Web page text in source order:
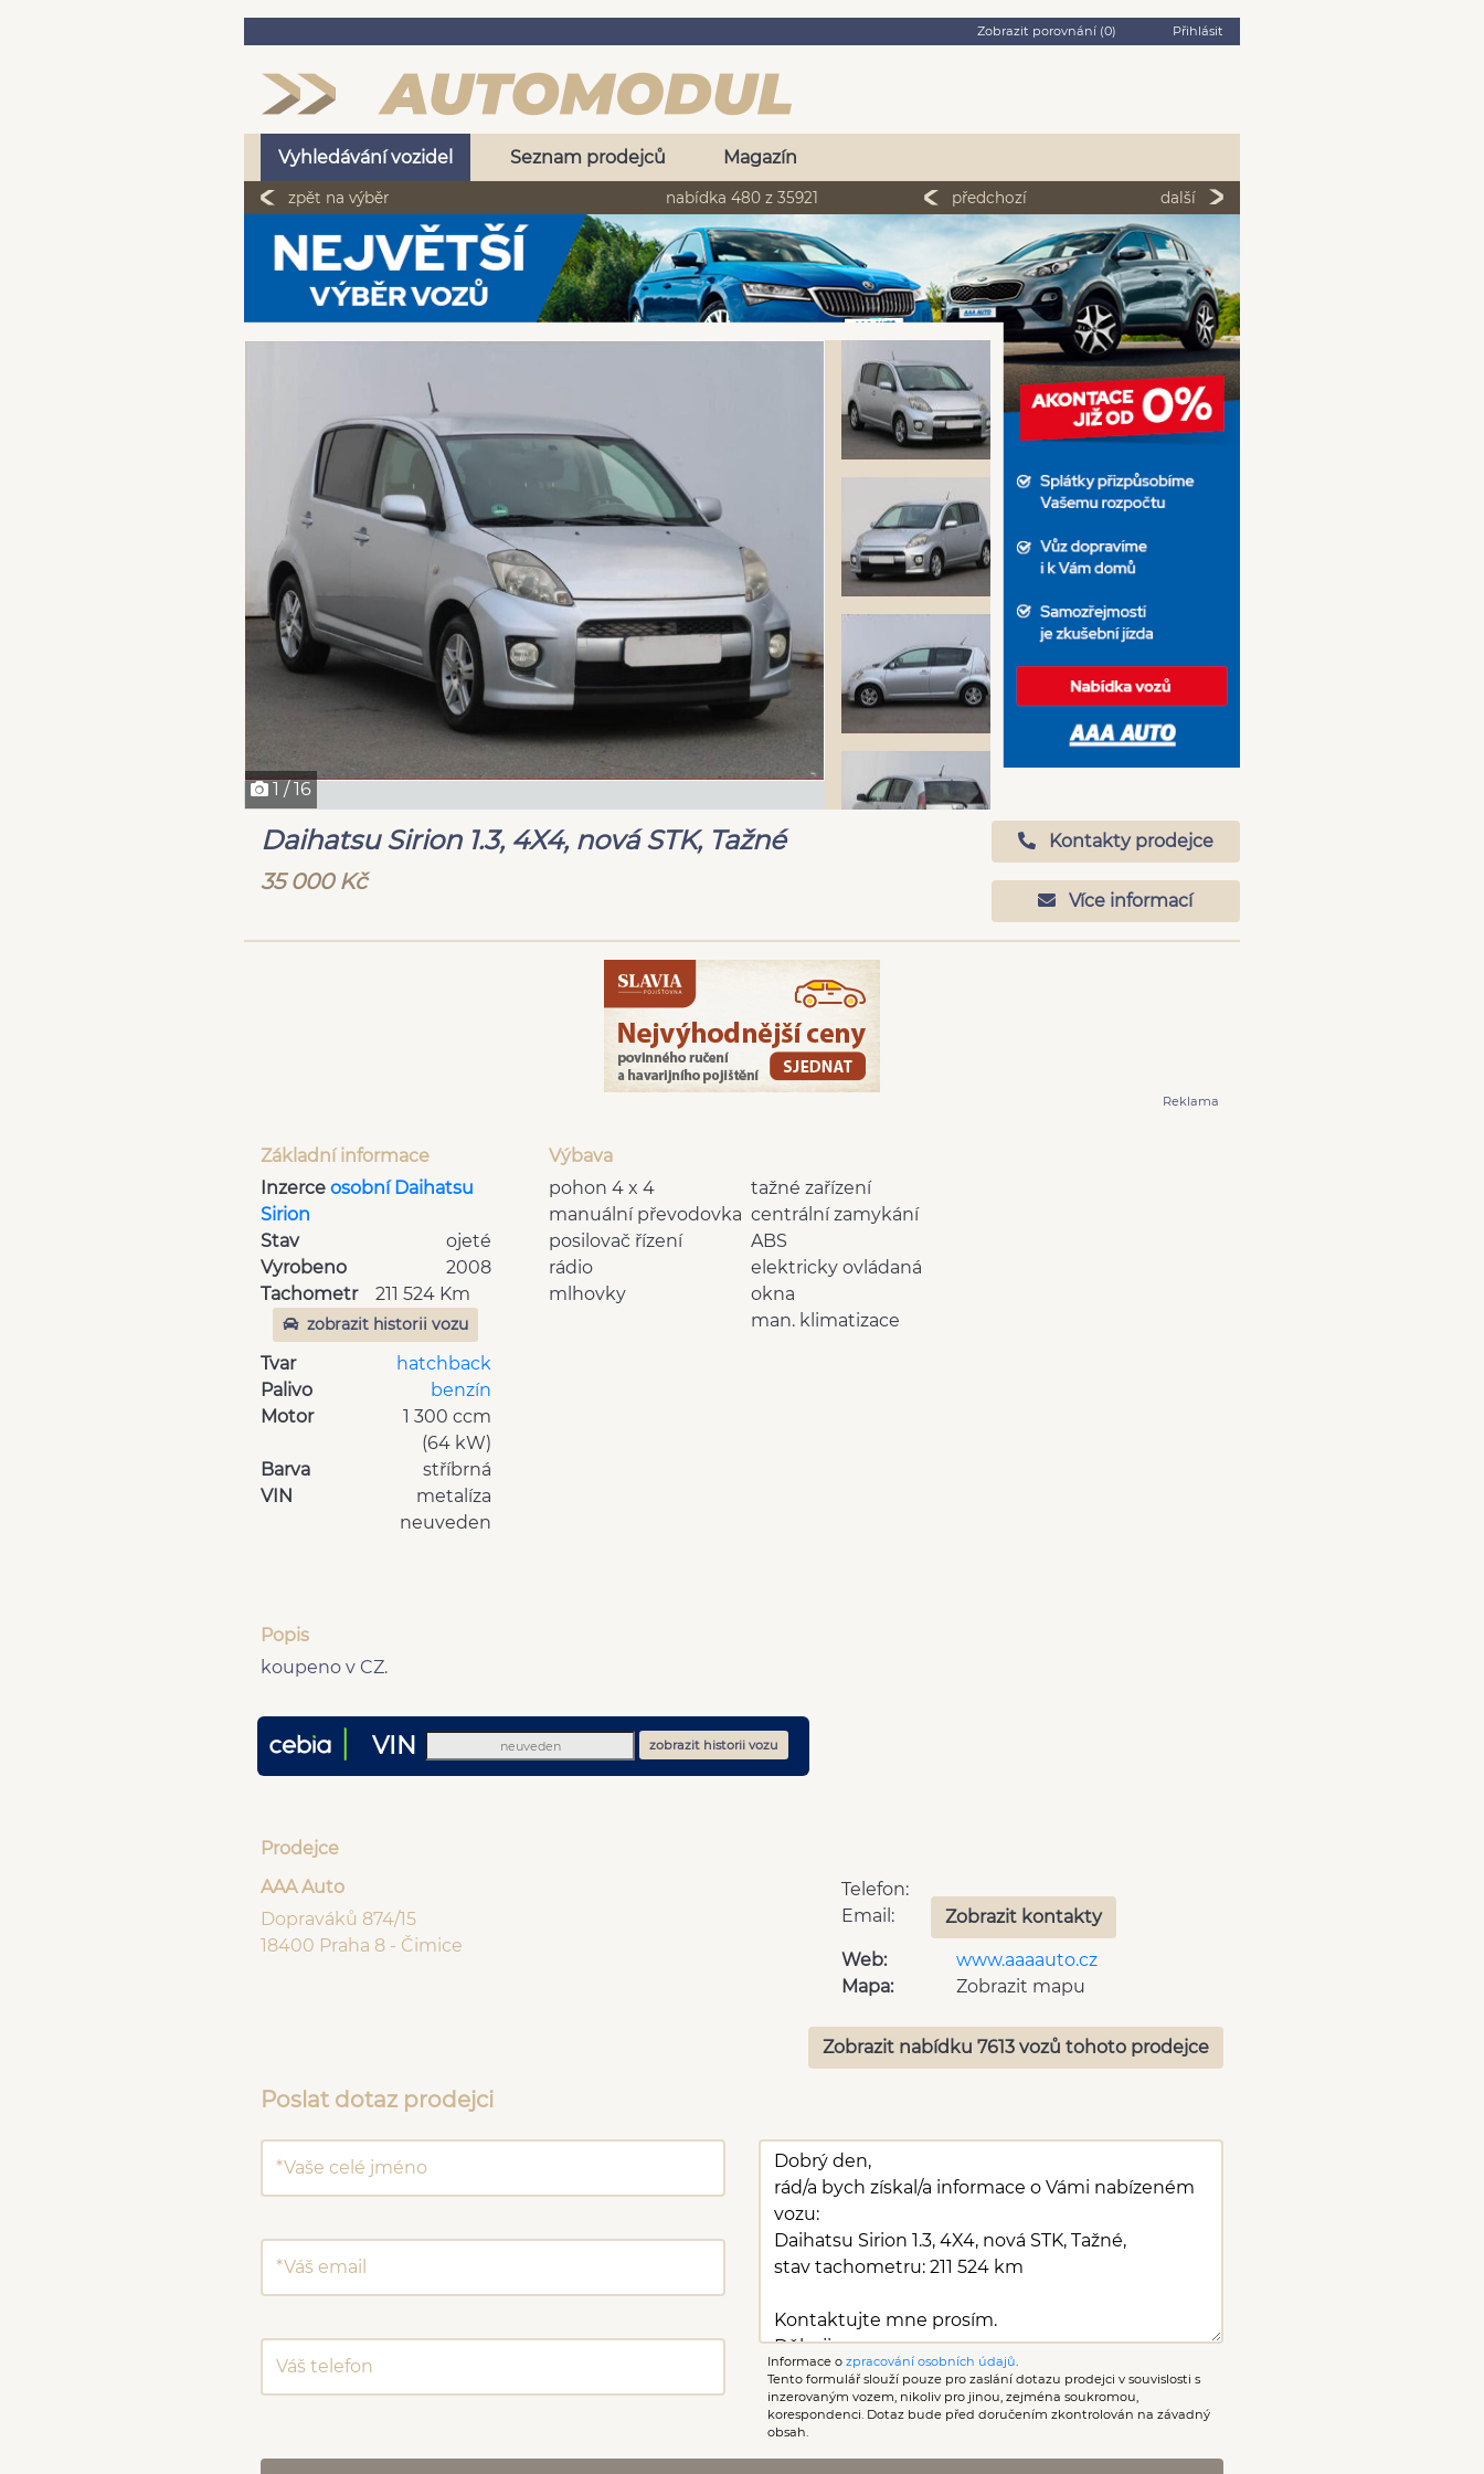
Zobrazit porovnání (0) Přihlásit
Vyhledávání vozidel Seznam prodejců Magazín
zpět na výběr nabídka 480 z 35921 předchozí další
1 / 16
Daihatsu Sirion 1.3, 4X4, nová STK, Tažné
35 000 Kč
Kontakty prodejce
Více informací
Reklama
Základní informace
Inzerce osobní Daihatsu
Sirion
Stav
ojeté
Vyrobeno
2008
Tachometr
211 524 Km
zobrazit historii vozu
Tvar
hatchback
Palivo
benzín
Motor
1 300 ccm
(64 kW)
Barva
stříbrná
metalíza
VIN
neuveden
Výbava
tažné zařízení
pohon 4 x 4
centrální zamykání
manuální převodovka
ABS
posilovač řízení
elektricky ovládaná
okna
rádio
mlhovky
man. klimatizace
Popis
koupeno v CZ.
VIN zobrazit historii vozu
Prodejce
AAA Auto
Dopraváků 874/15
18400 Praha 8 - Čimice
Telefon:
Email:
Zobrazit kontakty
Web:
www.aaaauto.cz
Mapa:
Zobrazit mapu
Zobrazit nabídku 7613 vozů tohoto prodejce
Poslat dotaz prodejci
Informace o zpracování osobních údajů
Tento formulář slouží pouze pro zaslání dotazu prodejci v souvislosti s
inzerovaným vozem, nikoliv pro jinou, zejména soukromou,
korespondenci. Dotaz bude před doručením zkontrolován na závadný
obsah.